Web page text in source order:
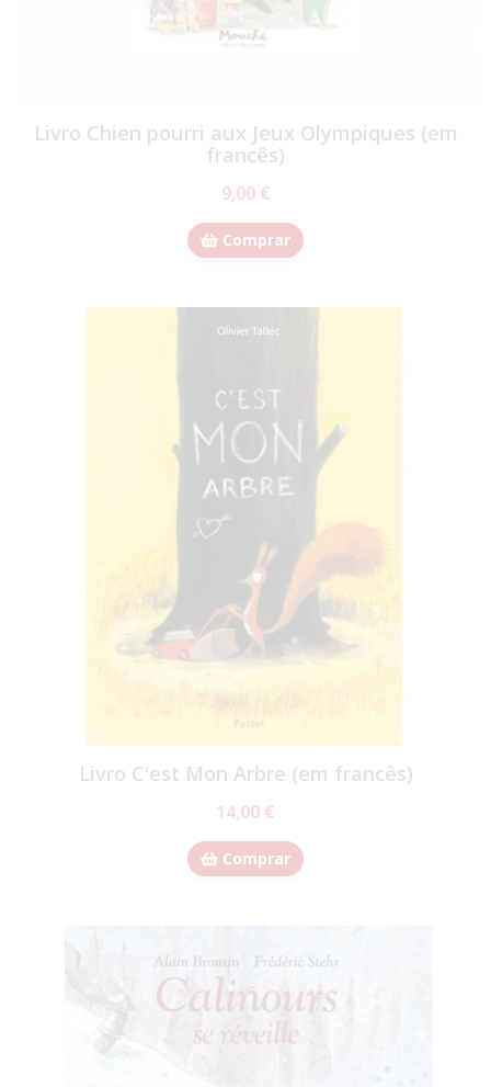
Livro Chien pourri aux Jeux Olympiques (em
francês)
9,00 €
Comprar
Livro C'est Mon Arbre (em francês)
14,00 €
Comprar